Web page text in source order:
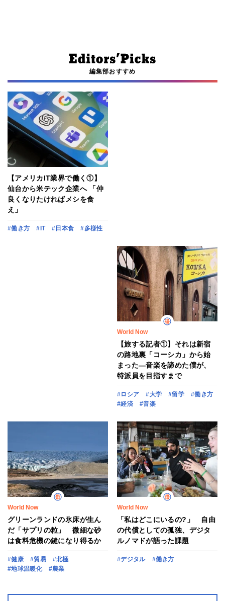
編集部おすすめ
【アメリカIT業界で働く①】
仙台から米テック企業へ 「仲
良くなりたければメシを食
え」
#働き方 #IT #日本食 #多様性
World Now
【旅する記者①】それは新宿
の路地裏「コーシカ」から始
まった―音楽を諦めた僕が、
特派員を目指すまで
#ロシア #大学 #留学
#働き方
#経済
#音楽
World Now
グリーンランドの氷床が生ん
だ「サプリの粒」 微細な砂
は食料危機の鍵になり得るか
#健康 #貿易
#北極
#地球温暖化
#農業
World Now
「私はどこにいるの?」 自由
の代償としての孤独、デジタ
ルノマドが語った課題
#デジタル #働き方